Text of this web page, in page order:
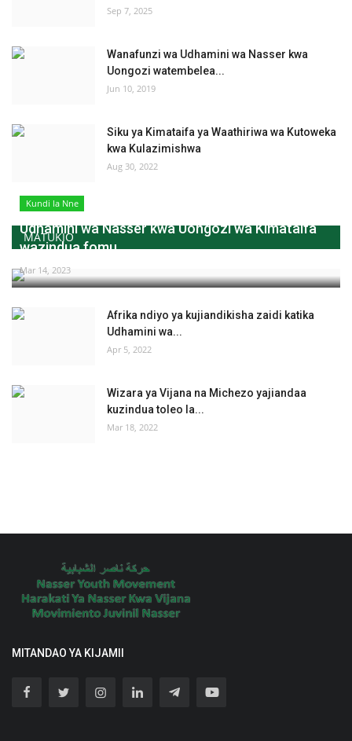
Sep 7, 2025
Wanafunzi wa Udhamini wa Nasser kwa
Uongozi watembelea...
Jun 10, 2019
Siku ya Kimataifa ya Waathiriwa wa Kutoweka
kwa Kulazimishwa
Aug 30, 2022
MATUKIO
Kundi la Nne
Udhamini wa Nasser kwa Uongozi wa Kimataifa
wazindua fomu...
Mar 14, 2023
Afrika ndiyo ya kujiandikisha zaidi katika
Udhamini wa...
Apr 5, 2022
Wizara ya Vijana na Michezo yajiandaa
kuzindua toleo la...
Mar 18, 2022
MITANDAO YA KIJAMII